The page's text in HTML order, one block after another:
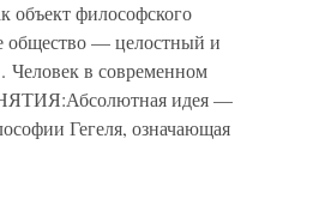
объект философского
общество — целостный и
Человек в современном
идея —
Гегеля, означающая